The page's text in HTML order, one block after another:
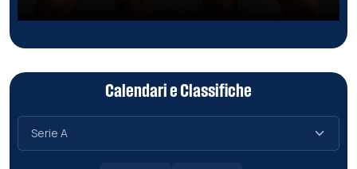
Calendari e Classifiche